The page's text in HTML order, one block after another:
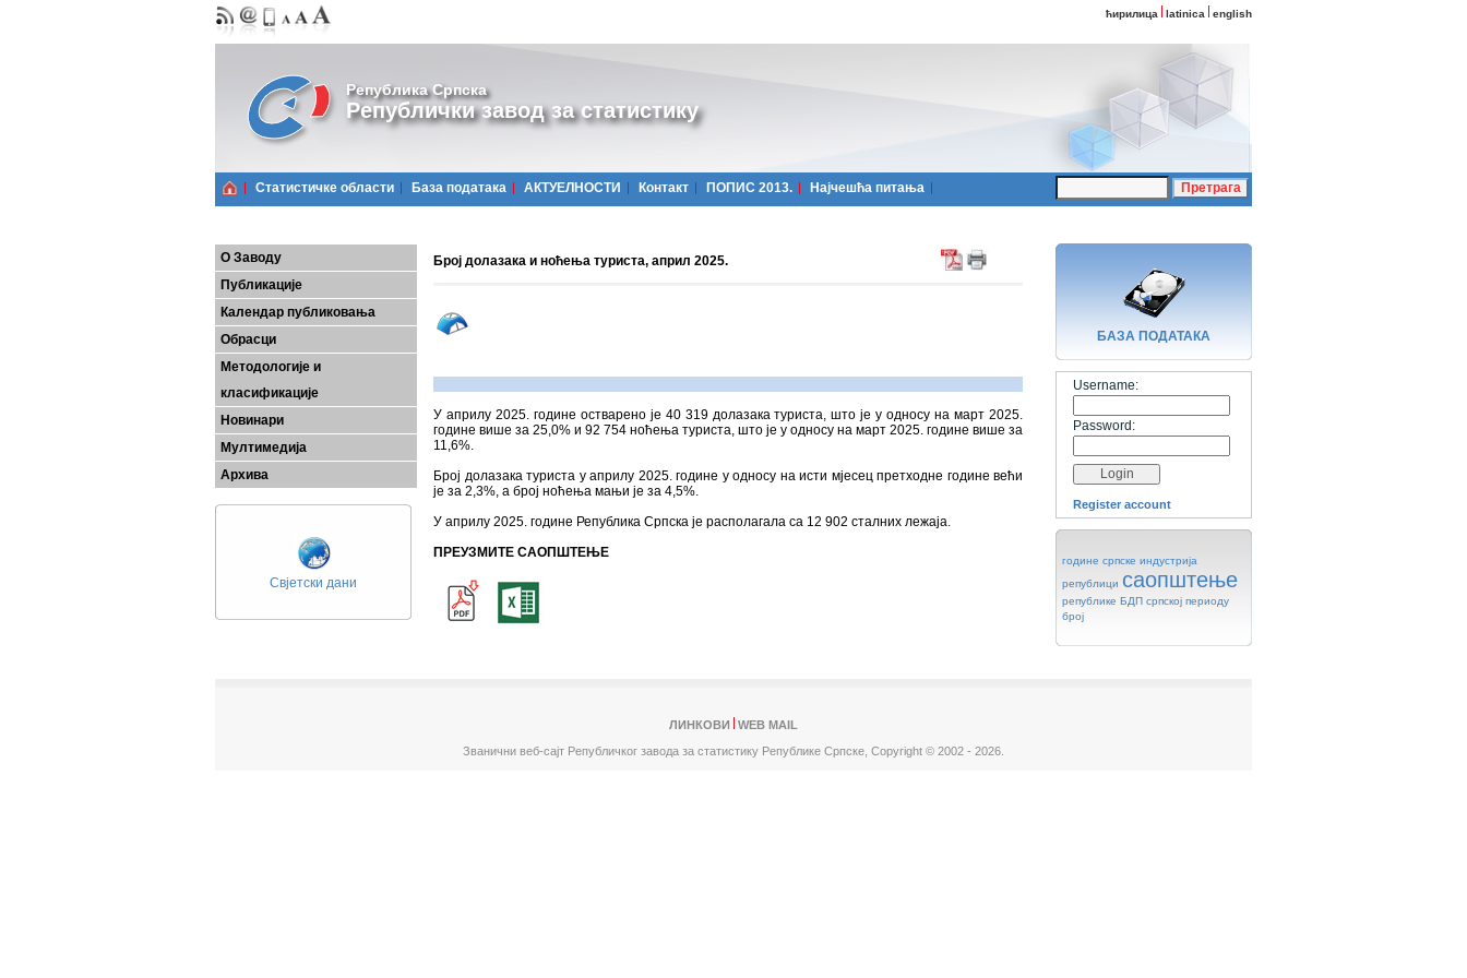
ћирилица latinica english
Република Српска
Републички завод за статистику
Статистичке области Базa података АКТУЕЛНОСТИ Контакт ПОПИС 2013. Најчешћa питања
О Заводу
Публикације
Календар публиковања
Обрасци
Методологије и
класификације
Новинари
Мултимедија
Архива
Свјетски дани
Број долазака и ноћења туриста, април 2025.
У априлу 2025. године остварено је 40 319 долазака туриста, што је у односу на март 2025.
године више за 25,0% и 92 754 ноћења туриста, што је у односу на март 2025. године више за
11,6%.
Број долазака туриста у априлу 2025. године у односу на исти мјесец претходне године већи
је за 2,3%, а број ноћења мањи је за 4,5%.
У априлу 2025. године Република Српска је располагала са 12 902 сталних лежаја.
ПРЕУЗМИТЕ САОПШТЕЊЕ
БАЗA ПОДАТАКА
Username:
Password:
Register account
године српске индустрија
републици саопштење
републике БДП српској периоду
број
ЛИНКОВИ
WEB MAIL
Званични веб-сајт Републичког завода за статистику Републике Српске, Copyright © 2002 - 2026.